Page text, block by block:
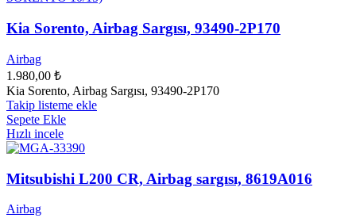
Kia Sorento, Airbag Sargısı, 93490-2P170
Airbag
1.980,00 ₺
Kia Sorento, Airbag Sargısı, 93490-2P170
Takip listeme ekle
Sepete Ekle
Hızlı incele
Mitsubishi L200 CR, Airbag sargısı, 8619A016
Airbag